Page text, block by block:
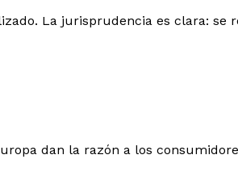
La jurisprudencia es clara: se
dan la razón a los